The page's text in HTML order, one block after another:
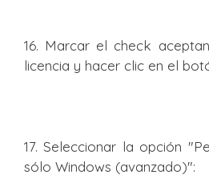
16. Marcar el check
licencia y hacer clic en el
17. Seleccionar la opción
sólo Windows (avanzado)":